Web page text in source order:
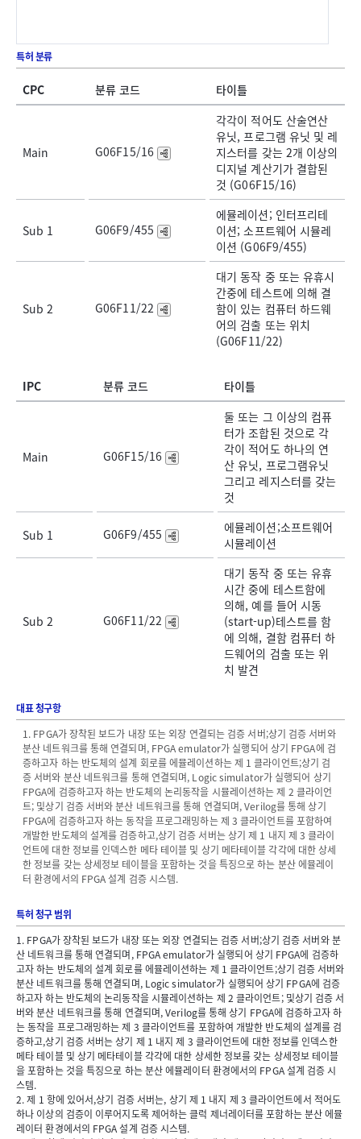
특허 분류
CPC 분류 코드 타이틀
Main G06F15/16
각각이 적어도 산술연산
유닛, 프로그램 유닛 및 레
지스터를 갖는 2개 이상의
디지널 계산기가 결합된
것 (G06F15/16)
Sub 1 G06F9/455
에뮬레이션; 인터프리테
이션; 소프트웨어 시뮬레
이션 (G06F9/455)
Sub 2 G06F11/22
대기 동작 중 또는 유휴시
간중에 테스트에 의해 결
함이 있는 컴퓨터 하드웨
어의 검출 또는 위치
(G06F11/22)
IPC 분류 코드 타이틀
Main G06F15/16
둘 또는 그 이상의 컴퓨
터가 조합된 것으로 각
각이 적어도 하나의 연
산 유닛, 프로그램유닛
그리고 레지스터를 갖는
것
Sub 1 G06F9/455
에뮬레이션;소프트웨어
시뮬레이션
Sub 2 G06F11/22
대기 동작 중 또는 유휴
시간 중에 테스트함에
의해, 예를 들어 시동
(start-up)테스트를 함
에 의해, 결함 컴퓨터 하
드웨어의 검출 또는 위
치 발견
대표 청구항
1. FPGA가 장착된 보드가 내장 또는 외장 연결되는 검증 서버;상기 검증 서버와
분산 네트워크를 통해 연결되며, FPGA emulator가 실행되어 상기 FPGA에 검
증하고자 하는 반도체의 설계 회로를 에뮬레이션하는 제 1 클라이언트;상기 검
증 서버와 분산 네트워크를 통해 연결되며, Logic simulator가 실행되어 상기
FPGA에 검증하고자 하는 반도체의 논리동작을 시뮬레이션하는 제 2 클라이언
트; 및상기 검증 서버와 분산 네트워크를 통해 연결되며, Verilog를 통해 상기
FPGA에 검증하고자 하는 동작을 프로그래밍하는 제 3 클라이언트를 포함하여
개발한 반도체의 설계를 검증하고,상기 검증 서버는 상기 제 1 내지 제 3 클라이
언트에 대한 정보를 인덱스한 메타 테이블 및 상기 메타테이블 각각에 대한 상세
한 정보를 갖는 상세정보 테이블을 포함하는 것을 특징으로 하는 분산 에뮬레이
터 환경에서의 FPGA 설계 검증 시스템.
특허 청구 범위
1. FPGA가 장착된 보드가 내장 또는 외장 연결되는 검증 서버;상기 검증 서버와 분
산 네트워크를 통해 연결되며, FPGA emulator가 실행되어 상기 FPGA에 검증하
고자 하는 반도체의 설계 회로를 에뮬레이션하는 제 1 클라이언트;상기 검증 서버와
분산 네트워크를 통해 연결되며, Logic simulator가 실행되어 상기 FPGA에 검증
하고자 하는 반도체의 논리동작을 시뮬레이션하는 제 2 클라이언트; 및상기 검증 서
버와 분산 네트워크를 통해 연결되며, Verilog를 통해 상기 FPGA에 검증하고자 하
는 동작을 프로그래밍하는 제 3 클라이언트를 포함하여 개발한 반도체의 설계를 검
증하고,상기 검증 서버는 상기 제 1 내지 제 3 클라이언트에 대한 정보를 인덱스한
메타 테이블 및 상기 메타테이블 각각에 대한 상세한 정보를 갖는 상세정보 테이블
을 포함하는 것을 특징으로 하는 분산 에뮬레이터 환경에서의 FPGA 설계 검증 시
스템.
2. 제 1 항에 있어서,상기 검증 서버는, 상기 제 1 내지 제 3 클라이언트에서 적어도
하나 이상의 검증이 이루어지도록 제어하는 클럭 제너레이터를 포함하는 분산 에뮬
레이터 환경에서의 FPGA 설계 검증 시스템.